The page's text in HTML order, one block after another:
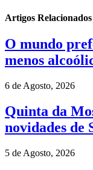
Artigos Relacionados
O mundo
menos
6 de Agosto, 2026
Quinta da
novidades de
5 de Agosto, 2026